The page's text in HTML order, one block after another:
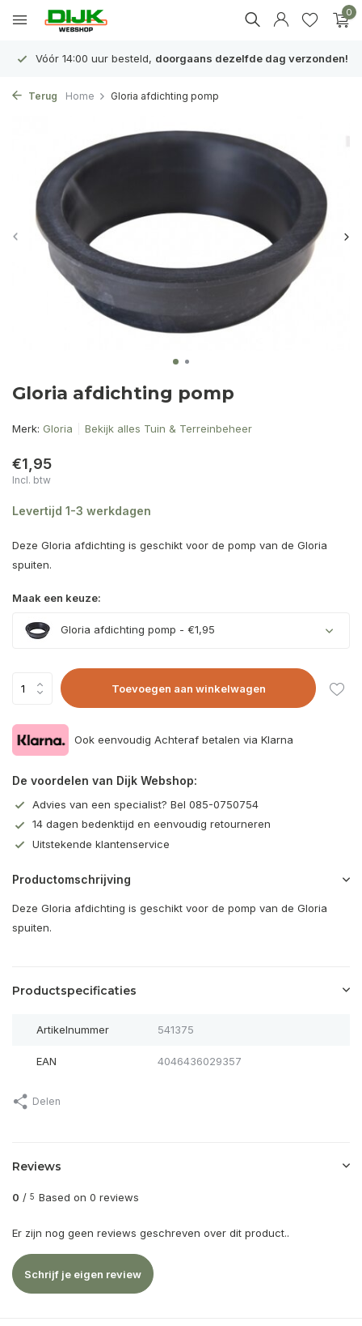
0
Vóór 14:00 uur besteld, doorgaans dezelfde dag verzonden!
Terug Home Gloria afdichting pomp
Gloria afdichting pomp
Merk: Gloria Bekijk alles Tuin & Terreinbeheer
€1,95
Incl. btw
Levertijd 1-3 werkdagen
Deze Gloria afdichting is geschikt voor de pomp van de Gloria
spuiten.
Maak een keuze:
Gloria afdichting pomp - €1,95
Toevoegen aan winkelwagen
Ook eenvoudig Achteraf betalen via Klarna
De voordelen van Dijk Webshop:
Advies van een specialist? Bel 085-0750754
14 dagen bedenktijd en eenvoudig retourneren
Uitstekende klantenservice
Productomschrijving
Deze Gloria afdichting is geschikt voor de pomp van de Gloria
spuiten.
Productspecificaties
Artikelnummer 541375
EAN 4046436029357
Delen
Reviews
0 / 5 Based on 0 reviews
Er zijn nog geen reviews geschreven over dit product..
Schrijf je eigen review